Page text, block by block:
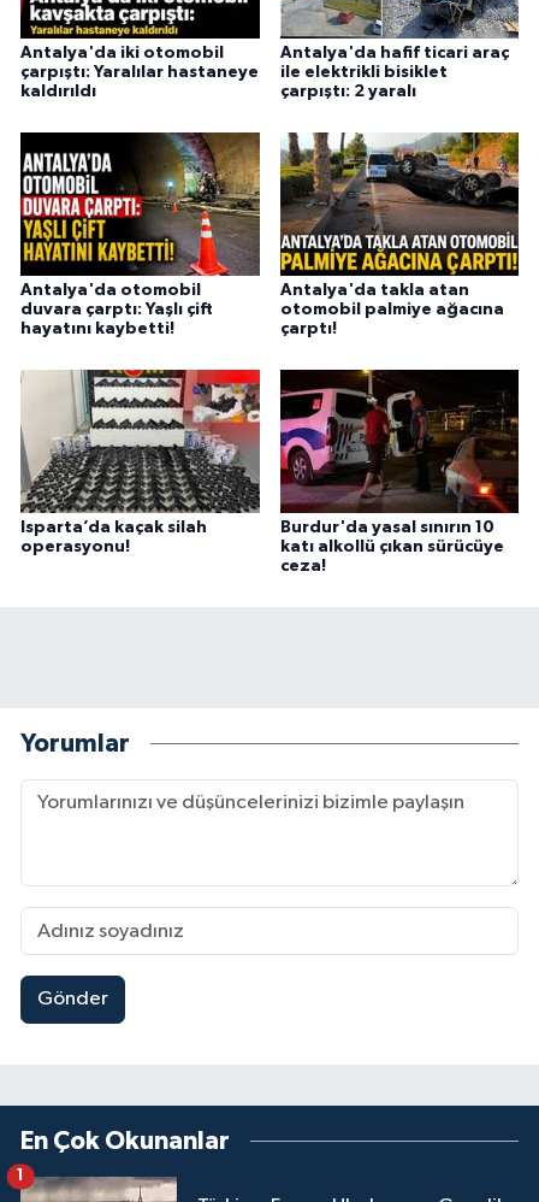
Antalya'da iki otomobil
çarpıştı: Yaralılar hastaneye
kaldırıldı
Antalya'da hafif ticari araç
ile elektrikli bisiklet
çarpıştı: 2 yaralı
Antalya'da otomobil
duvara çarptı: Yaşlı çift
hayatını kaybetti!
Antalya'da takla atan
otomobil palmiye ağacına
çarptı!
Isparta’da kaçak silah
operasyonu!
Burdur'da yasal sınırın 10
katı alkollü çıkan sürücüye
ceza!
Yorumlar
Gönder
En Çok Okunanlar
1